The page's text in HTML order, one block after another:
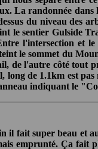
La randonnée dans
du niveau
le sentier Gulside
l'intersection et
le sommet du
de l'autre côté tout
de 1.1km est
indiquant le
il fait super beau et
emprunté. Ça fait